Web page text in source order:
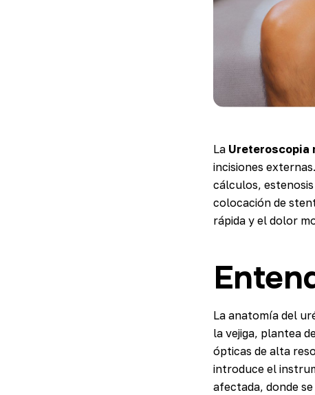
La Ureteroscopia
incisiones
cálculos,
colocación de
rápida y el dolor
La anatomía del
la vejiga, plantea
ópticas de alta
introduce el
afectada, donde